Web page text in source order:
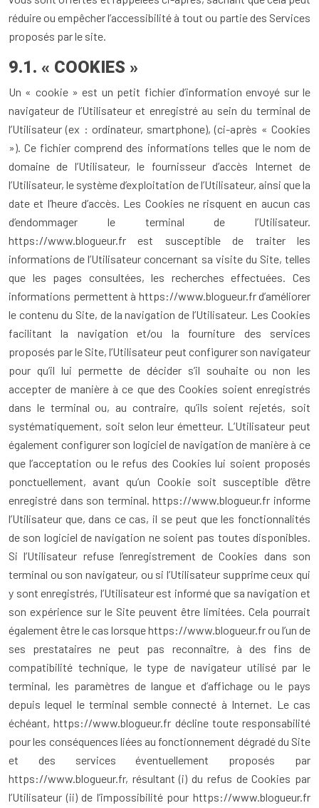
réduire ou empêcher l’accessibilité à tout ou partie des Services
proposés par le site.
9.1. « COOKIES »
Un « cookie » est un petit fichier d’information envoyé sur le
navigateur de l’Utilisateur et enregistré au sein du terminal de
l’Utilisateur (ex : ordinateur, smartphone), (ci-après « Cookies
»). Ce fichier comprend des informations telles que le nom de
domaine de l’Utilisateur, le fournisseur d’accès Internet de
l’Utilisateur, le système d’exploitation de l’Utilisateur, ainsi que la
date et l’heure d’accès. Les Cookies ne risquent en aucun cas
d’endommager le terminal de l’Utilisateur.
https://www.blogueur.fr est susceptible de traiter les
informations de l’Utilisateur concernant sa visite du Site, telles
que les pages consultées, les recherches effectuées. Ces
informations permettent à https://www.blogueur.fr d’améliorer
le contenu du Site, de la navigation de l’Utilisateur. Les Cookies
facilitant la navigation et/ou la fourniture des services
proposés par le Site, l’Utilisateur peut configurer son navigateur
pour qu’il lui permette de décider s’il souhaite ou non les
accepter de manière à ce que des Cookies soient enregistrés
dans le terminal ou, au contraire, qu’ils soient rejetés, soit
systématiquement, soit selon leur émetteur. L’Utilisateur peut
également configurer son logiciel de navigation de manière à ce
que l’acceptation ou le refus des Cookies lui soient proposés
ponctuellement, avant qu’un Cookie soit susceptible d’être
enregistré dans son terminal. https://www.blogueur.fr informe
l’Utilisateur que, dans ce cas, il se peut que les fonctionnalités
de son logiciel de navigation ne soient pas toutes disponibles.
Si l’Utilisateur refuse l’enregistrement de Cookies dans son
terminal ou son navigateur, ou si l’Utilisateur supprime ceux qui
y sont enregistrés, l’Utilisateur est informé que sa navigation et
son expérience sur le Site peuvent être limitées. Cela pourrait
également être le cas lorsque https://www.blogueur.fr ou l’un de
ses prestataires ne peut pas reconnaître, à des fins de
compatibilité technique, le type de navigateur utilisé par le
terminal, les paramètres de langue et d’affichage ou le pays
depuis lequel le terminal semble connecté à Internet. Le cas
échéant, https://www.blogueur.fr décline toute responsabilité
pour les conséquences liées au fonctionnement dégradé du Site
et des services éventuellement proposés par
https://www.blogueur.fr, résultant (i) du refus de Cookies par
l’Utilisateur (ii) de l’impossibilité pour https://www.blogueur.fr